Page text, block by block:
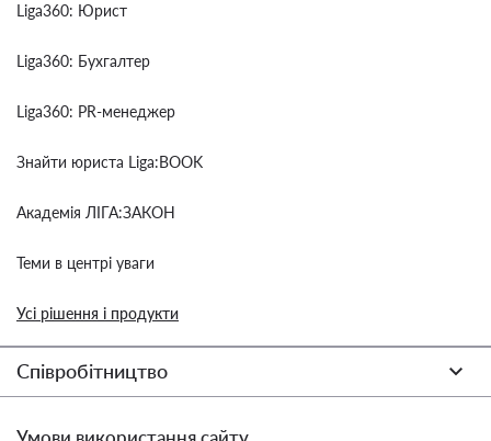
Liga360: Юрист
Liga360: Бухгалтер
Liga360: PR-менеджер
Знайти юриста Liga:BOOK
Академія ЛІГА:ЗАКОН
Теми в центрі уваги
Усі рішення і продукти
Співробітництво